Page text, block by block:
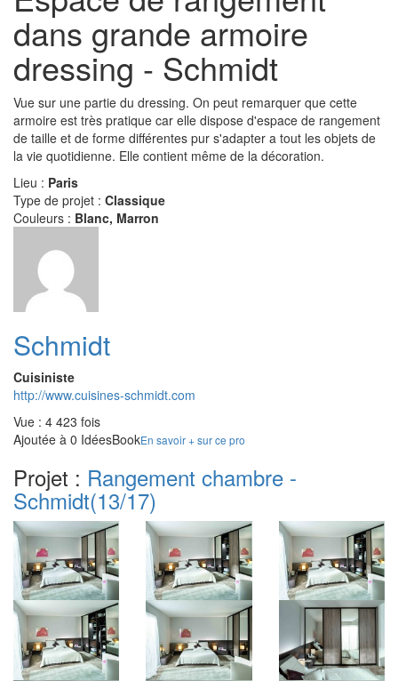
dans grande armoire
dressing - Schmidt
Vue sur une partie du dressing. On peut remarquer que cette
armoire est très pratique car elle dispose d'espace de rangement
de taille et de forme différentes pur s'adapter a tout les objets de
la vie quotidienne. Elle contient même de la décoration.
Lieu : Paris
Type de projet : Classique
Couleurs : Blanc, Marron
Schmidt
Cuisiniste
http://www.cuisines-schmidt.com
Vue : 4 423 fois
Ajoutée à 0 IdéesBookEn savoir + sur ce pro
Projet : Rangement chambre -
Schmidt(13/17)